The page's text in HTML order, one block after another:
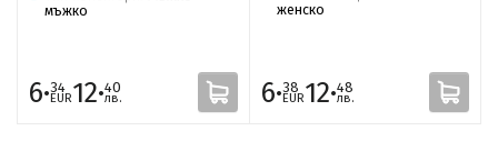
мъжко
6·34
EUR12·40
лв.
женско
6·38
EUR12·48
лв.